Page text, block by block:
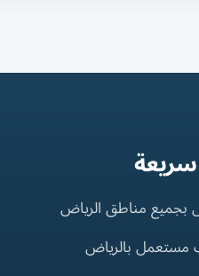
سريعة
بجميع مناطق الرياض
مستعمل بالرياض